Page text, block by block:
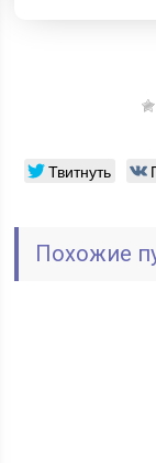
Твитнуть
Похожие